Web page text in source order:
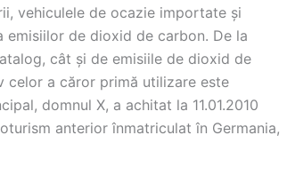
vehiculele de ocazie importate și
emisiilor de dioxid de carbon. De la
cât și de emisiile de dioxid de
celor a căror primă utilizare este
domnul X, a achitat la 11.01.2010
anterior înmatriculat în Germania,